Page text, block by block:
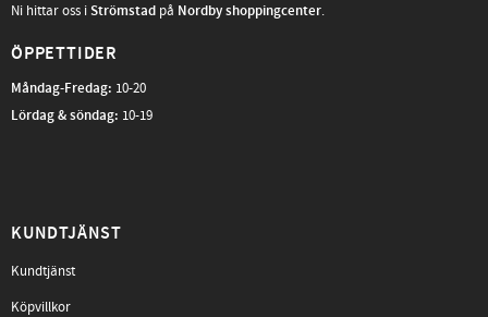
Ni hittar oss iStrömstad på Nordby shoppingcenter.
ÖPPETTIDER
Måndag-Fredag: 10-20
Lördag & söndag: 10-19
KUNDTJÄNST
Kundtjänst
Köpvillkor